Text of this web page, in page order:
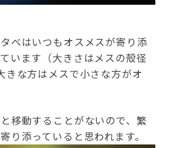
ベはいつもオスメスが寄り添
います（大きさはメスの殻径
きな方はメスで小さな方がオ
移動することがないので、繁
り添っていると思われます。